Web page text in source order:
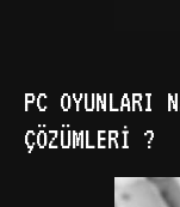
PC OYUNLARI
ÇÖZÜMLERI ?